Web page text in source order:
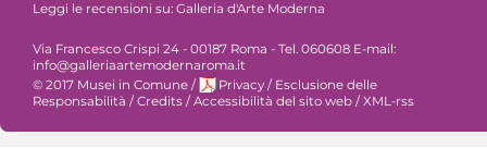
Leggi le recensioni su: Galleria d'Arte Moderna
Via Francesco Crispi 24 - 00187 Roma - Tel. 060608 E-mail:
info@galleriaartemodernaroma.it
© 2017 Musei in Comune / Privacy / Esclusione delle
Responsabilità / Credits / Accessibilità del sito web / XML-rss